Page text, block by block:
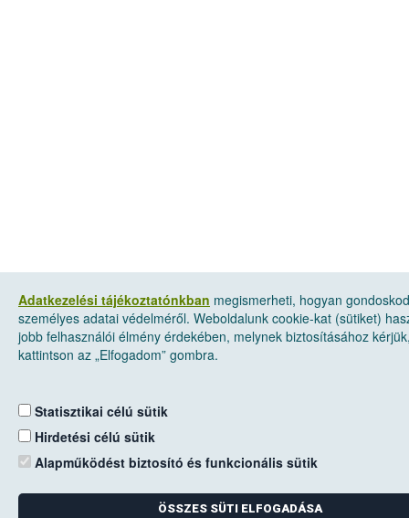
Adatkezelési tájékoztatónkban megismerheti, hogyan
személyes adatai védelméről. Weboldalunk cookie-kat (sütiket)
jobb felhasználói élmény érdekében, melynek biztosításához
kattintson az „Elfogadom” gombra.
Statisztikai célú sütik
Hirdetési célú sütik
Alapműködést biztosító és funkcionális sütik
ÖSSZES SÜTI ELFOGADÁSA